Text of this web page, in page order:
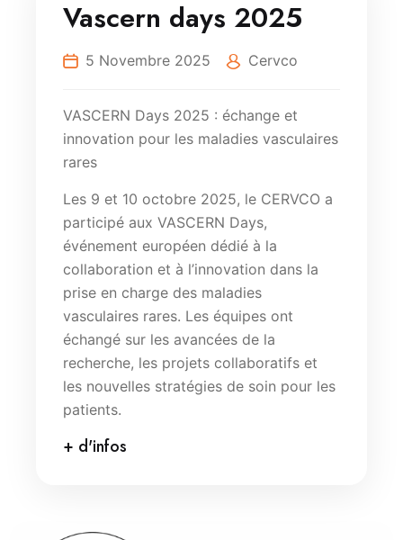
Vascern days 2025
5 Novembre 2025 Cervco
VASCERN Days 2025 : échange et
innovation pour les maladies vasculaires
rares
Les 9 et 10 octobre 2025, le CERVCO a
participé aux VASCERN Days,
événement européen dédié à la
collaboration et à l’innovation dans la
prise en charge des maladies
vasculaires rares. Les équipes ont
échangé sur les avancées de la
recherche, les projets collaboratifs et
les nouvelles stratégies de soin pour les
patients.
+ d'infos